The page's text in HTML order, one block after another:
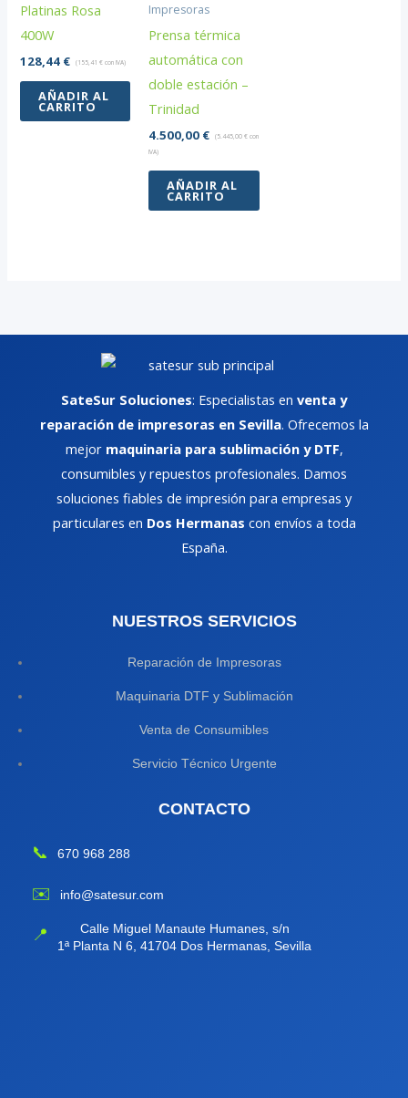
Platinas Rosa
400W
128,44 € (155,41€ con IVA)
AÑADIR AL
CARRITO
Impresoras
Prensa térmica
automática con
doble estación –
Trinidad
4.500,00 € (5.445,00€ con
IVA)
AÑADIR AL
CARRITO
SateSur Soluciones: Especialistas en venta y
reparación de impresoras en Sevilla. Ofrecemos la
mejor maquinaria para sublimación y DTF,
consumibles y repuestos profesionales. Damos
soluciones fiables de impresión para empresas y
particulares en Dos Hermanas con envíos a toda
España.
NUESTROS SERVICIOS
Reparación de Impresoras
Maquinaria DTF y Sublimación
Venta de Consumibles
Servicio Técnico Urgente
CONTACTO
📞 670 968 288
✉️ info@satesur.com
📍
Calle Miguel Manaute Humanes, s/n
1ª Planta N 6, 41704 Dos Hermanas, Sevilla